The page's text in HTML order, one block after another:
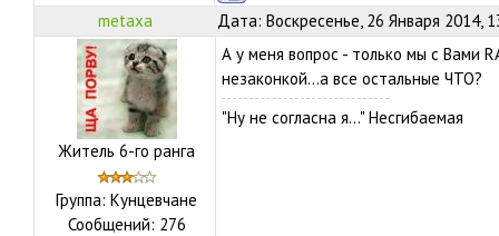
metaxa Дата: Воскресенье, 26 Января 2014,
Житель 6-го ранга
Группа: Кунцевчане
Сообщений: 276
А у меня вопрос - только мы с Вами
незаконкой...а все остальные ЧТО?
"Ну не согласна я..." Несгибаемая